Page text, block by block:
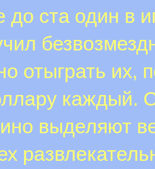
до ста один в
отыграть их,
каждый.
выделяют